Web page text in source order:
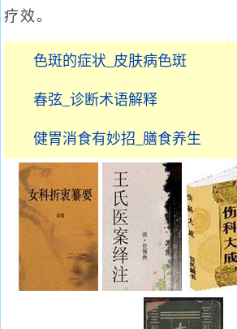
疗效。
色斑的症状_皮肤病色斑
春弦_诊断术语解释
健胃消食有妙招_膳食养生